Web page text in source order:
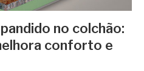
no colchão:
conforto e